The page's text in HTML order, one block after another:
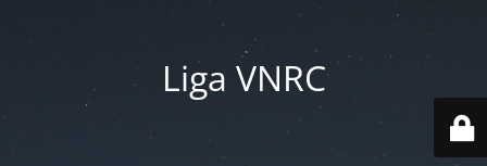
Liga VNRC